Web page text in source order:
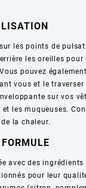
sur les points de
les oreilles
pouvez
vous et le traverser
sur vos
les muqueuses.
la chaleur.
avec des
pour leur